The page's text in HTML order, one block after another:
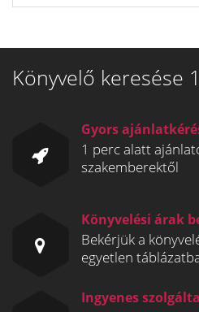
Könyvelő keresése
Gyors
1 perc alatt
szakemberektől
Könyvelési árak
Bekérjük a
egyetlen
Ingyenes